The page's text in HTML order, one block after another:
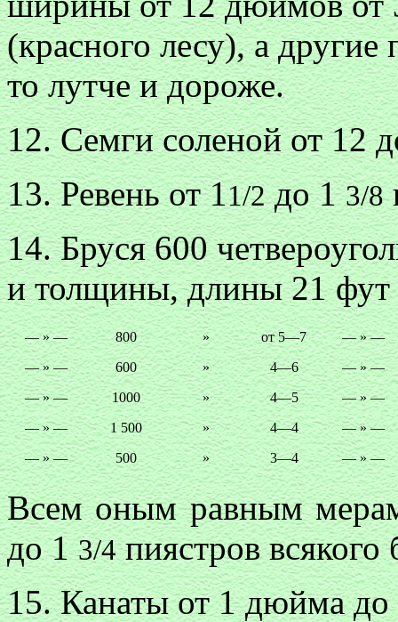
(красного лесу), а
то лутче и дороже.
12. Семги соленой от 12
13. Ревень от 11/2до 13/8
14. Бруся 600
и толщины, длины 21 фут
— » — 800 » от 5—7
— » —
— » —
600 » 4—6
— » —
— » —
1000 » 4—5
— » —
— » —
1 500 » 4—4
— » —
— » —
500 » 3—4 — » —
Всем оным равным
до 13/4пиястров всякого
15. Канаты от 1 дюйма до